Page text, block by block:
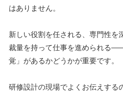
はありません。
新しい役割を任される、専門性を
裁量を持って仕事を進められる
覚」があるかどうかが重要です。
研修設計の現場でよくお伝えする